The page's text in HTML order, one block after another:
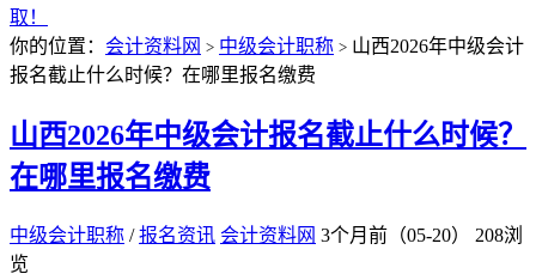
取！
你的位置： 会计资料网 > 中级会计职称 > 山西2026年中级会计
报名截止什么时候？在哪里报名缴费
山西2026年中级会计报名截止什么时候？
在哪里报名缴费
中级会计职称 /报名资讯 会计资料网 3个月前（05-20）
208浏
览